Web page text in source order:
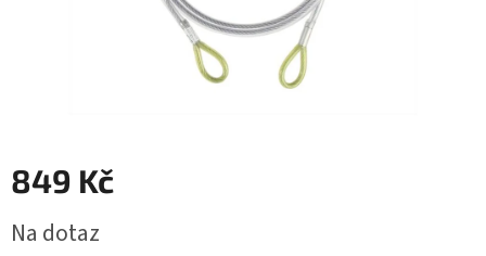
849 Kč
cena:
Na dotaz